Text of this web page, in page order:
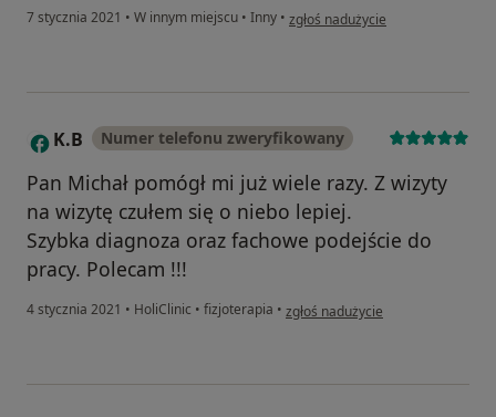
7 stycznia 2021 • W innym miejscu • Inny • w opinii użytkownika Aneta
zgłoś nadużycie
K K.B Numer telefonu zweryfikowany
Pan Michał pomógł mi już wiele razy. Z wizyty
na wizytę czułem się o niebo lepiej.
Szybka diagnoza oraz fachowe podejście do
pracy. Polecam !!!
4 stycznia 2021 • HoliClinic • fizjoterapia • w opinii użytkownika K.B
zgłoś nadużycie